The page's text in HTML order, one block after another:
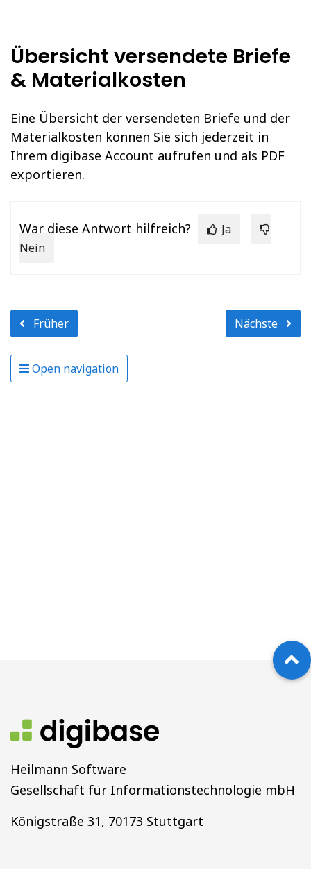
Übersicht versendete Briefe
& Materialkosten
Eine Übersicht der versendeten Briefe und der
Materialkosten können Sie sich jederzeit in
Ihrem digibase Account aufrufen und als PDF
exportieren.
War diese Antwort hilfreich?
Ja
Nein
Früher Nächste
Open navigation
Heilmann Software
Gesellschaft für Informationstechnologie mbH
Königstraße 31, 70173 Stuttgart